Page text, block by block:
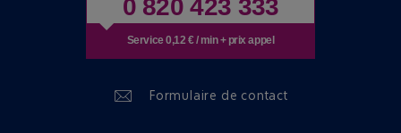
0 820 423 333
Service 0,12 € / min + prix appel
Formulaire de contact